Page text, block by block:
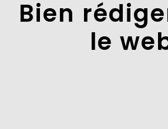
Bien
le